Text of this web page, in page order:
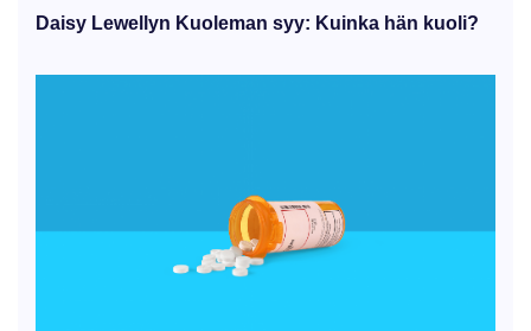
Daisy Lewellyn Kuoleman syy: Kuinka hän kuoli?